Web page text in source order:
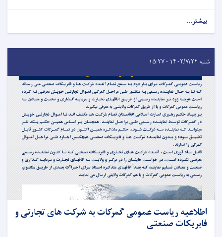
بیشتر...
شنبه ۱۴۰۲/۷/۲۲ - ۱۵:۲۷
اطلاعیه ریاست عمومی گمرکات به شرکت های تجارتی و
فابریکات صنعتی